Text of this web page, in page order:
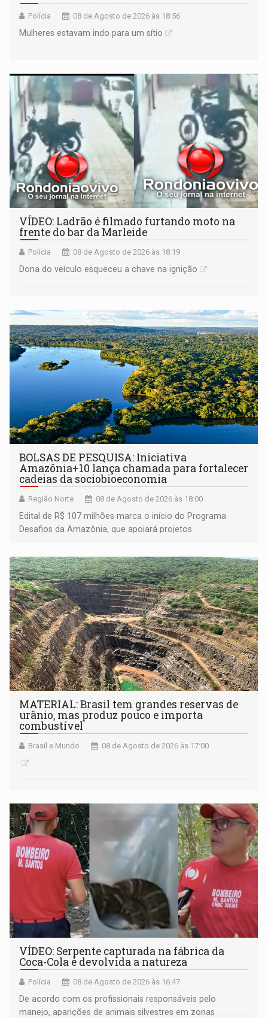
Polícia 08 de Agosto de 2026 às 18:56
Mulheres estavam indo para um sítio
VÍDEO: Ladrão é filmado furtando moto na
frente do bar da Marleide
Polícia 08 de Agosto de 2026 às 18:19
Dona do veículo esqueceu a chave na ignição
BOLSAS DE PESQUISA: Iniciativa
Amazônia+10 lança chamada para fortalecer
cadeias da sociobioeconomia
Região Norte 08 de Agosto de 2026 às 18:00
Edital de R$ 107 milhões marca o início do Programa
Desafios da Amazônia, que apoiará projetos
submissão de pré-propostas poderá ser feita até 1º de
setembro
MATERIAL: Brasil tem grandes reservas de
urânio, mas produz pouco e importa
combustível
Brasil e Mundo 08 de Agosto de 2026 às 17:00
VÍDEO: Serpente capturada na fábrica da
Coca-Cola é devolvida a natureza
Polícia 08 de Agosto de 2026 às 16:47
De acordo com os profissionais responsáveis pelo
manejo, aparições de animais silvestres em zonas